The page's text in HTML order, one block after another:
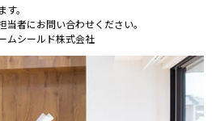
。
者にお問い合わせください。
ムシールド株式会社